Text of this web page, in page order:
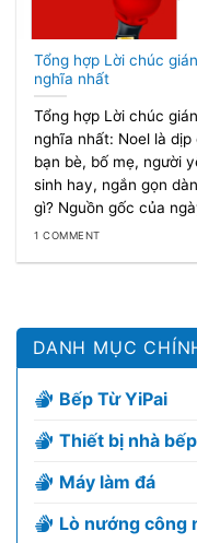
Tổng hợp Lời chúc
nghĩa nhất
Tổng hợp Lời chúc
nghĩa nhất: Noel là
bạn bè, bố mẹ, người
sinh hay, ngắn gọn
gì? Nguồn gốc của
1 COMMENT
DANH MỤC
Bếp Từ YiPai
Thiết bị nhà bếp
Máy làm đá
Lò nướng công